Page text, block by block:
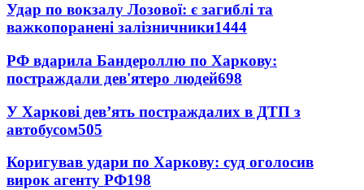
Удар по вокзалу Лозової: є загиблі та
важкопоранені залізничники1444
РФ вдарила Бандероллю по Харкову:
постраждали дев'ятеро людей698
У Харкові дев’ять постраждалих в ДТП з
автобусом505
Коригував удари по Харкову: суд оголосив
вирок агенту РФ198